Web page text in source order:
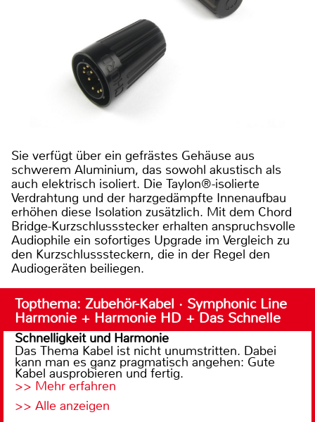
Sie verfügt über ein gefrästes Gehäuse aus
schwerem Aluminium, das sowohl akustisch als
auch elektrisch isoliert. Die Taylon®-isolierte
Verdrahtung und der harzgedämpfte Innenaufbau
erhöhen diese Isolation zusätzlich. Mit dem Chord
Bridge-Kurzschlussstecker erhalten anspruchsvolle
Audiophile ein sofortiges Upgrade im Vergleich zu
den Kurzschlusssteckern, die in der Regel den
Audiogeräten beiliegen.
Topthema: Zubehör-Kabel · Symphonic Line
Harmonie + Harmonie HD + Das Schnelle
Schnelligkeit und Harmonie
Das Thema Kabel ist nicht unumstritten. Dabei
kann man es ganz pragmatisch angehen: Gute
Kabel ausprobieren und fertig.
>> Mehr erfahren
>> Alle anzeigen